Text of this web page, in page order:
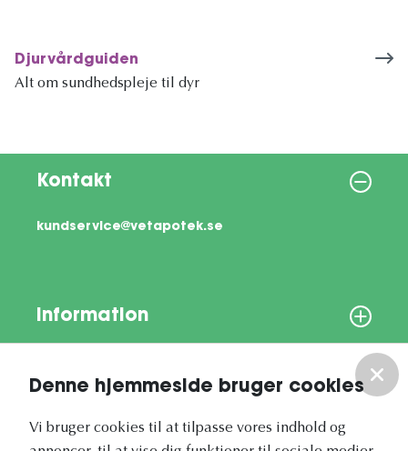
Denne hjemmeside bruger cookies
Vi bruger cookies til at tilpasse vores indhold og
Djurvårdguiden
Alt om sundhedspleje til dyr
Kontakt
kundservice@vetapotek.se
Information
Vores nyhedsbrev